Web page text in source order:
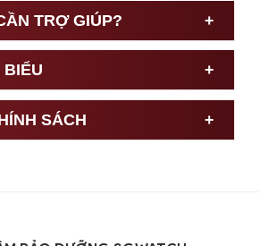
TRỢ GIÚP?
BIỂU
SÁCH